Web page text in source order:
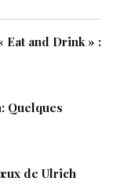
Eat and Drink » :
Quelques
de Ulrich